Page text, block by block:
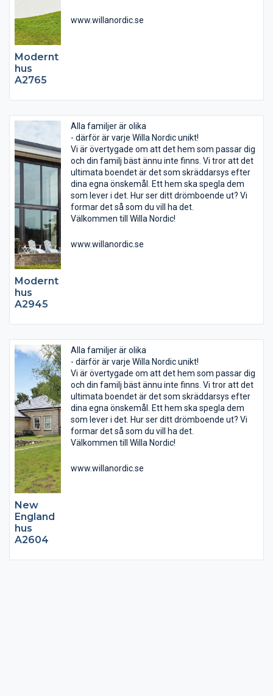
Modernt
hus
A2765
www.willanordic.se
Modernt
hus
A2945
Alla familjer är olika
- därför är varje Willa Nordic unikt!
Vi är övertygade om att det hem som passar dig
och din familj bäst ännu inte finns. Vi tror att det
ultimata boendet är det som skräddarsys efter
dina egna önskemål. Ett hem ska spegla dem
som lever i det. Hur ser ditt drömboende ut? Vi
formar det så som du vill ha det.
Välkommen till Willa Nordic!
www.willanordic.se
New
England
hus
A2604
Alla familjer är olika
- därför är varje Willa Nordic unikt!
Vi är övertygade om att det hem som passar dig
och din familj bäst ännu inte finns. Vi tror att det
ultimata boendet är det som skräddarsys efter
dina egna önskemål. Ett hem ska spegla dem
som lever i det. Hur ser ditt drömboende ut? Vi
formar det så som du vill ha det.
Välkommen till Willa Nordic!
www.willanordic.se